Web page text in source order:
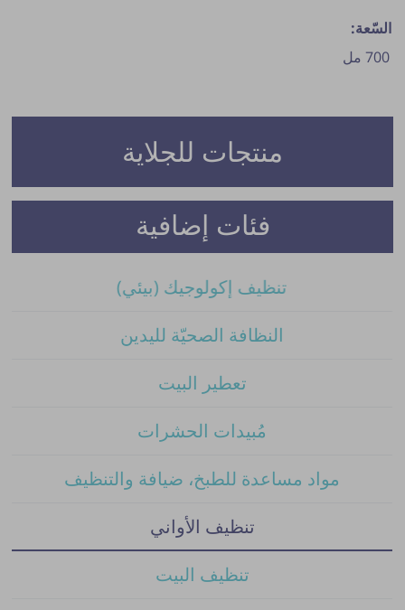
منتجات للجلاية
السّعة:
700 مل
فئات إضافية
تنظيف إكولوجيك (بيئي)
النظافة الصحيّة لليدين
تعطير البيت
مُبيدات الحشرات
مواد مساعدة للطبخ، ضيافة والتنظيف
تنظيف الأواني
تنظيف البيت